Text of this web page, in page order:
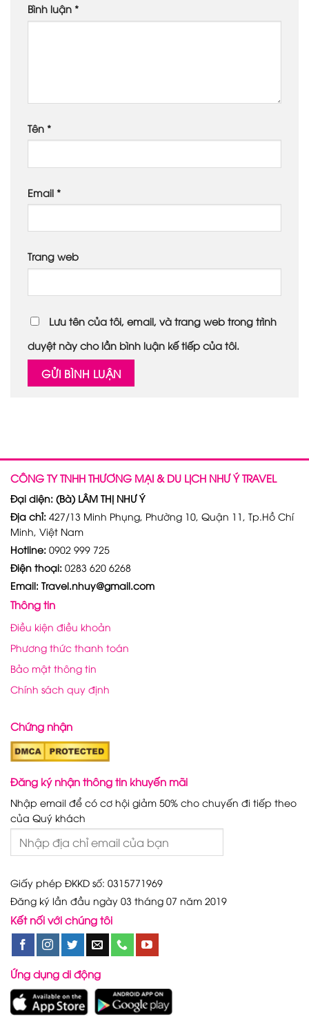
Bình luận *
Tên *
Email *
Trang web
Lưu tên của tôi, email, và trang web trong trình
duyệt này cho lần bình luận kế tiếp của tôi.
CÔNG TY TNHH THƯƠNG MẠI & DU LỊCH NHƯ Ý TRAVEL
Đại diện: (Bà) LÂM THỊ NHƯ Ý
Địa chỉ: 427/13 Minh Phụng, Phường 10, Quận 11, Tp.Hồ Chí
Minh, Việt Nam
Hotline: 0902 999 725
Điện thoại: 0283 620 6268
Email: Travel.nhuy@gmail.com
Thông tin
Điều kiện điều khoản
Phương thức thanh toán
Bảo mật thông tin
Chính sách quy định
Chứng nhận
Đăng ký nhận thông tin khuyến mãi
Nhập email để có cơ hội giảm 50% cho chuyến đi tiếp theo
của Quý khách
Giấy phép ĐKKD số: 0315771969
Đăng ký lần đầu ngày 03 tháng 07 năm 2019
Kết nối với chúng tôi
Ứng dụng di động